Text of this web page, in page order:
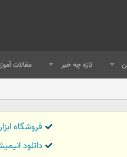
تازه چه خبر مقالات
فروشگاه
داتلود